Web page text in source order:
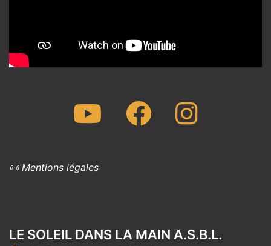
Youtube Facebook
📜 Mentions légales
LE SOLEIL DANS LA MAIN A.S.B.L.